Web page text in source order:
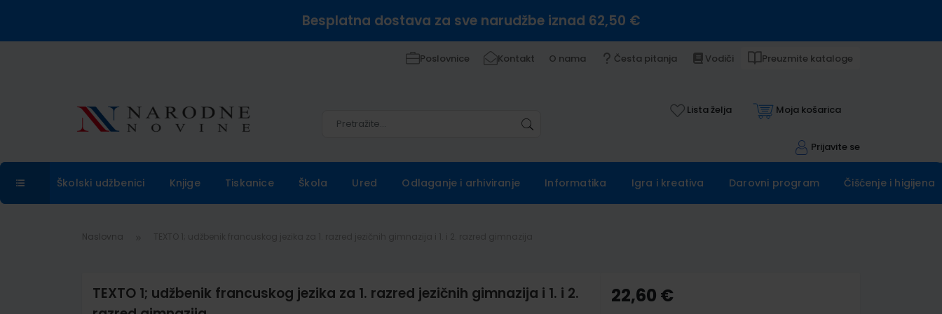
Besplatna dostava za sve narudžbe iznad 62,50 €
Poslovnice Kontakt O nama Česta pitanja Vodiči Preuzmite kataloge
Lista želja Moja košarica
Prijavite se
Školski udžbenici Knjige Tiskanice Škola Ured Odlaganje i arhiviranje Informatika Igra i kreativa Darovni program Čišćenje i higijena
Naslovna
TEXTO 1; udžbenik francuskog jezika za 1. razred jezičnih gimnazija i 1. i 2.
22,60 €